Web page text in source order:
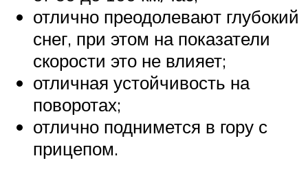
отлично преодолевают глубокий
снег, при этом на показатели
скорости это не влияет;
отличная устойчивость на
поворотах;
отлично поднимется в гору с
прицепом.